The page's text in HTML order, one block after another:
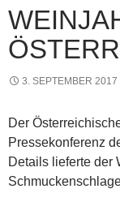
3. SEPTEMBER 2017
Der
Pressekonferenz
Details lieferte der